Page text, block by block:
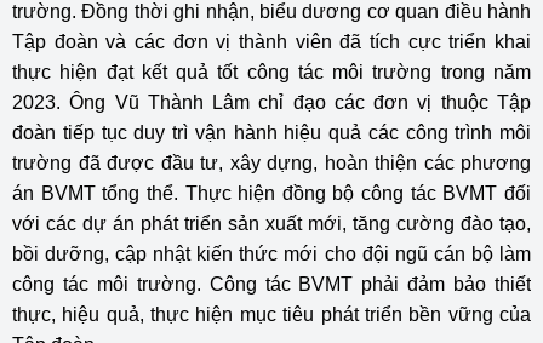
trường. Đồng thời ghi nhận, biểu dương cơ quan điều hành
Tập đoàn và các đơn vị thành viên đã tích cực triển khai
thực hiện đạt kết quả tốt công tác môi trường trong năm
2023. Ông Vũ Thành Lâm chỉ đạo các đơn vị thuộc Tập
đoàn tiếp tục duy trì vận hành hiệu quả các công trình môi
trường đã được đầu tư, xây dựng, hoàn thiện các phương
án BVMT tổng thể. Thực hiện đồng bộ công tác BVMT đối
với các dự án phát triển sản xuất mới, tăng cường đào tạo,
bồi dưỡng, cập nhật kiến thức mới cho đội ngũ cán bộ làm
công tác môi trường. Công tác BVMT phải đảm bảo thiết
thực, hiệu quả, thực hiện mục tiêu phát triển bền vững của